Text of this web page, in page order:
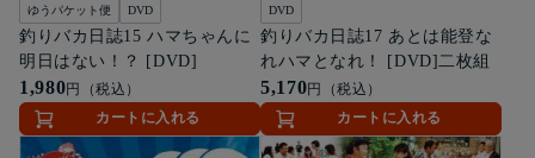
ゆうパケット便 DVD
釣りバカ日誌15 ハマちゃんに
明日はない！？ [DVD]
1,980円（税込）
カートに入れる
DVD
釣りバカ日誌17 あとは能登な
れハマとなれ！ [DVD]二枚組
5,170円（税込）
カートに入れる